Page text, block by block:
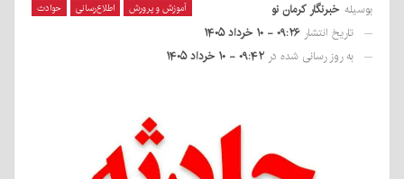
آموزش و پرورش اطلاع‌رسانی حوادث بوسیله خبرنگار کرمان نو
تاریخ انتشار ۰۹:۲۶ - ۱۰ خرداد ۱۴۰۵
به روز رسانی شده در ۰۹:۴۲ - ۱۰ خرداد ۱۴۰۵